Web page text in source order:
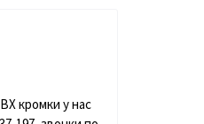
кромки у нас